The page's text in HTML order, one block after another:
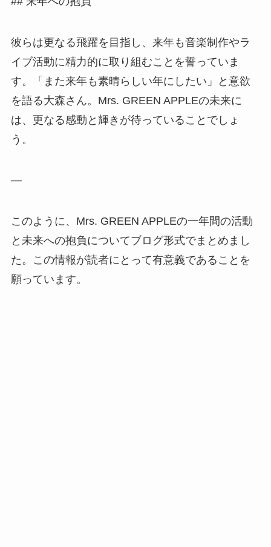
彼らは更なる飛躍を目指し、来年も音楽制作やラ
イブ活動に精力的に取り組むことを誓っていま
す。「また来年も素晴らしい年にしたい」と意欲
を語る大森さん。Mrs. GREEN APPLEの未来に
は、更なる感動と輝きが待っていることでしょ
う。
—
このように、Mrs. GREEN APPLEの一年間の活動
と未来への抱負についてブログ形式でまとめまし
た。この情報が読者にとって有意義であることを
願っています。